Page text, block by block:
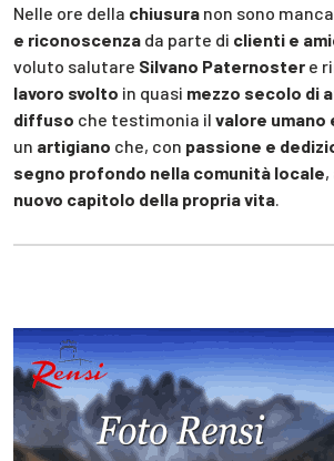
Nelle ore della chiusura non sono
e riconoscenza da parte di clienti e
voluto salutare Silvano Paternoster e
lavoro svolto in quasi mezzo secolo di
diffuso che testimonia il valore
un artigiano che, con passione e
segno profondo nella comunità locale
nuovo capitolo della propria vita